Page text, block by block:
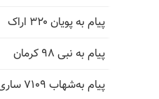
پیام به پویان ۳۲۰ اراک
پیام به نبی ۹۸ کرمان
پیام به‌شهاب ۷۱۰۹ ساری